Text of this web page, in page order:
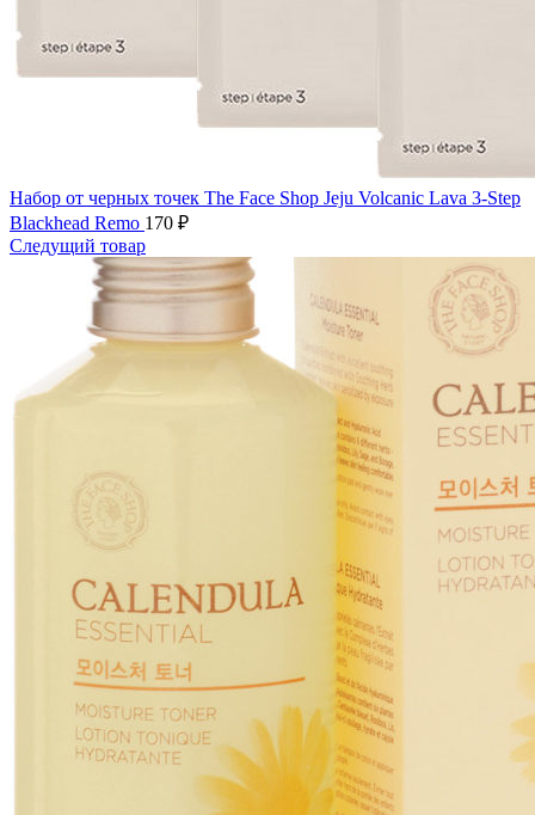
Набор от черных точек The Face Shop Jeju Volcanic Lava 3-Step
Blackhead Remo 170 ₽
Следущий товар